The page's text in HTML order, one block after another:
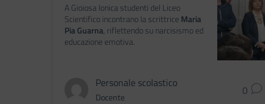
A Gioiosa Ionica studenti del Liceo
Scientifico incontrano la scrittrice Maria
Pia Guarna, riflettendo su narcisismo ed
educazione emotiva.
Personale scolastico
Docente 0